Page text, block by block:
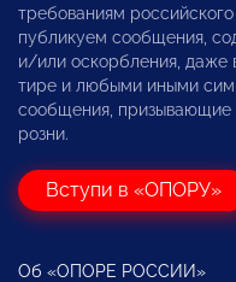
требованиям
публикуем сообщения,
и/или оскорбления, даже
тире и любыми иными
сообщения, призывающие
розни.
Вступи в «ОПОРУ»
Об «ОПОРЕ РОССИИ»